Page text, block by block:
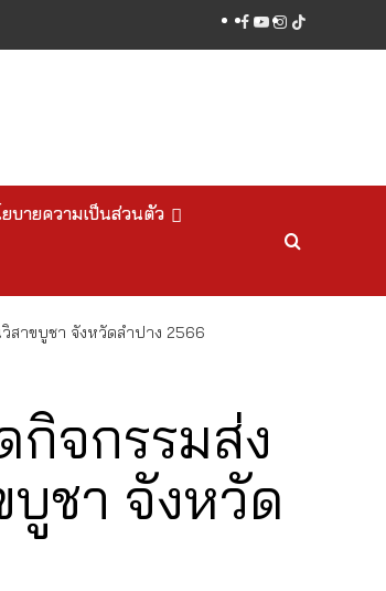
facebook
youtube
instagram
tiktok
บายความเป็นส่วนตัว
สาขบูชา จังหวัดลำปาง 2566
กิจกรรมส่ง
บูชา จังหวัด